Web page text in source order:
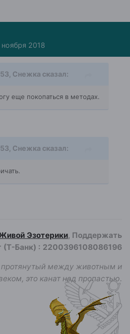
ноября 2018
Снежка сказал:
еще покопаться в методах.
Снежка сказал:
.
Эзотерики, Поддержать
(Т-Банк) : 2200396108086196
протянутый между животным и
это канат над пропастью.